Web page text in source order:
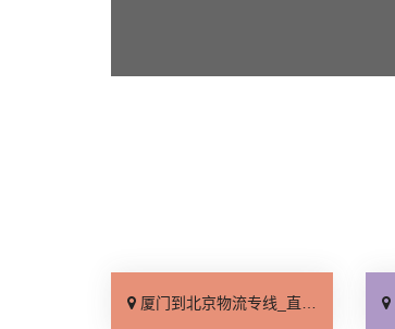
厦门到北京物流专线_直达不中转「送货到门」